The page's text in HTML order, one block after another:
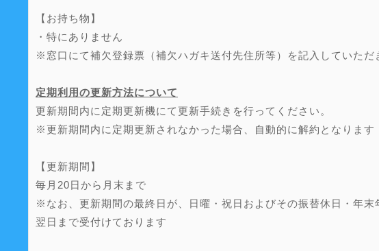
【お持ち物】
・特にありません
※窓口にて補欠登録票（補欠ハガキ送付先住所等）を記入していただ
定期利用の更新方法について
更新期間内に定期更新機にて更新手続きを行ってください。
※更新期間内に定期更新されなかった場合、自動的に解約となります
【更新期間】
毎月20日から月末まで
※なお、更新期間の最終日が、日曜・祝日およびその振替休日・年
翌日まで受付けております